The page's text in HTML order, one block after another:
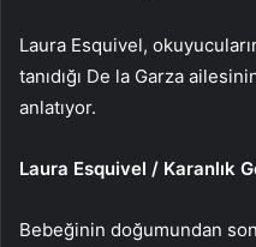
Laura Esquivel,
tanıdığı De la Garza
anlatıyor.
Laura Esquivel / Karanlık
Bebeğinin doğumundan